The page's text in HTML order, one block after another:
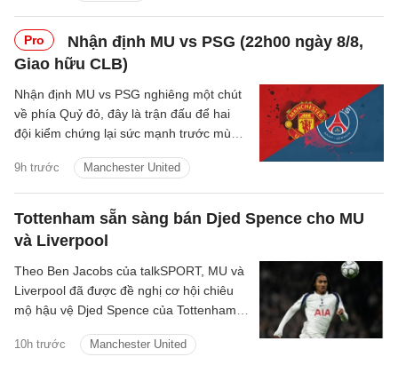
Pro
Nhận định MU vs PSG (22h00 ngày 8/8,
Giao hữu CLB)
9h trước Manchester United
Nhận định MU vs PSG nghiêng một chút
về phía Quỷ đỏ, đây là trận đấu để hai
đội kiểm chứng lại sức mạnh trước mùa
Tottenham sẵn sàng bán Djed Spence cho MU
và Liverpool
10h trước Manchester United
Theo Ben Jacobs của talkSPORT, MU và
Liverpool đã được đề nghị cơ hội chiêu
mộ hậu vệ Djed Spence của Tottenham